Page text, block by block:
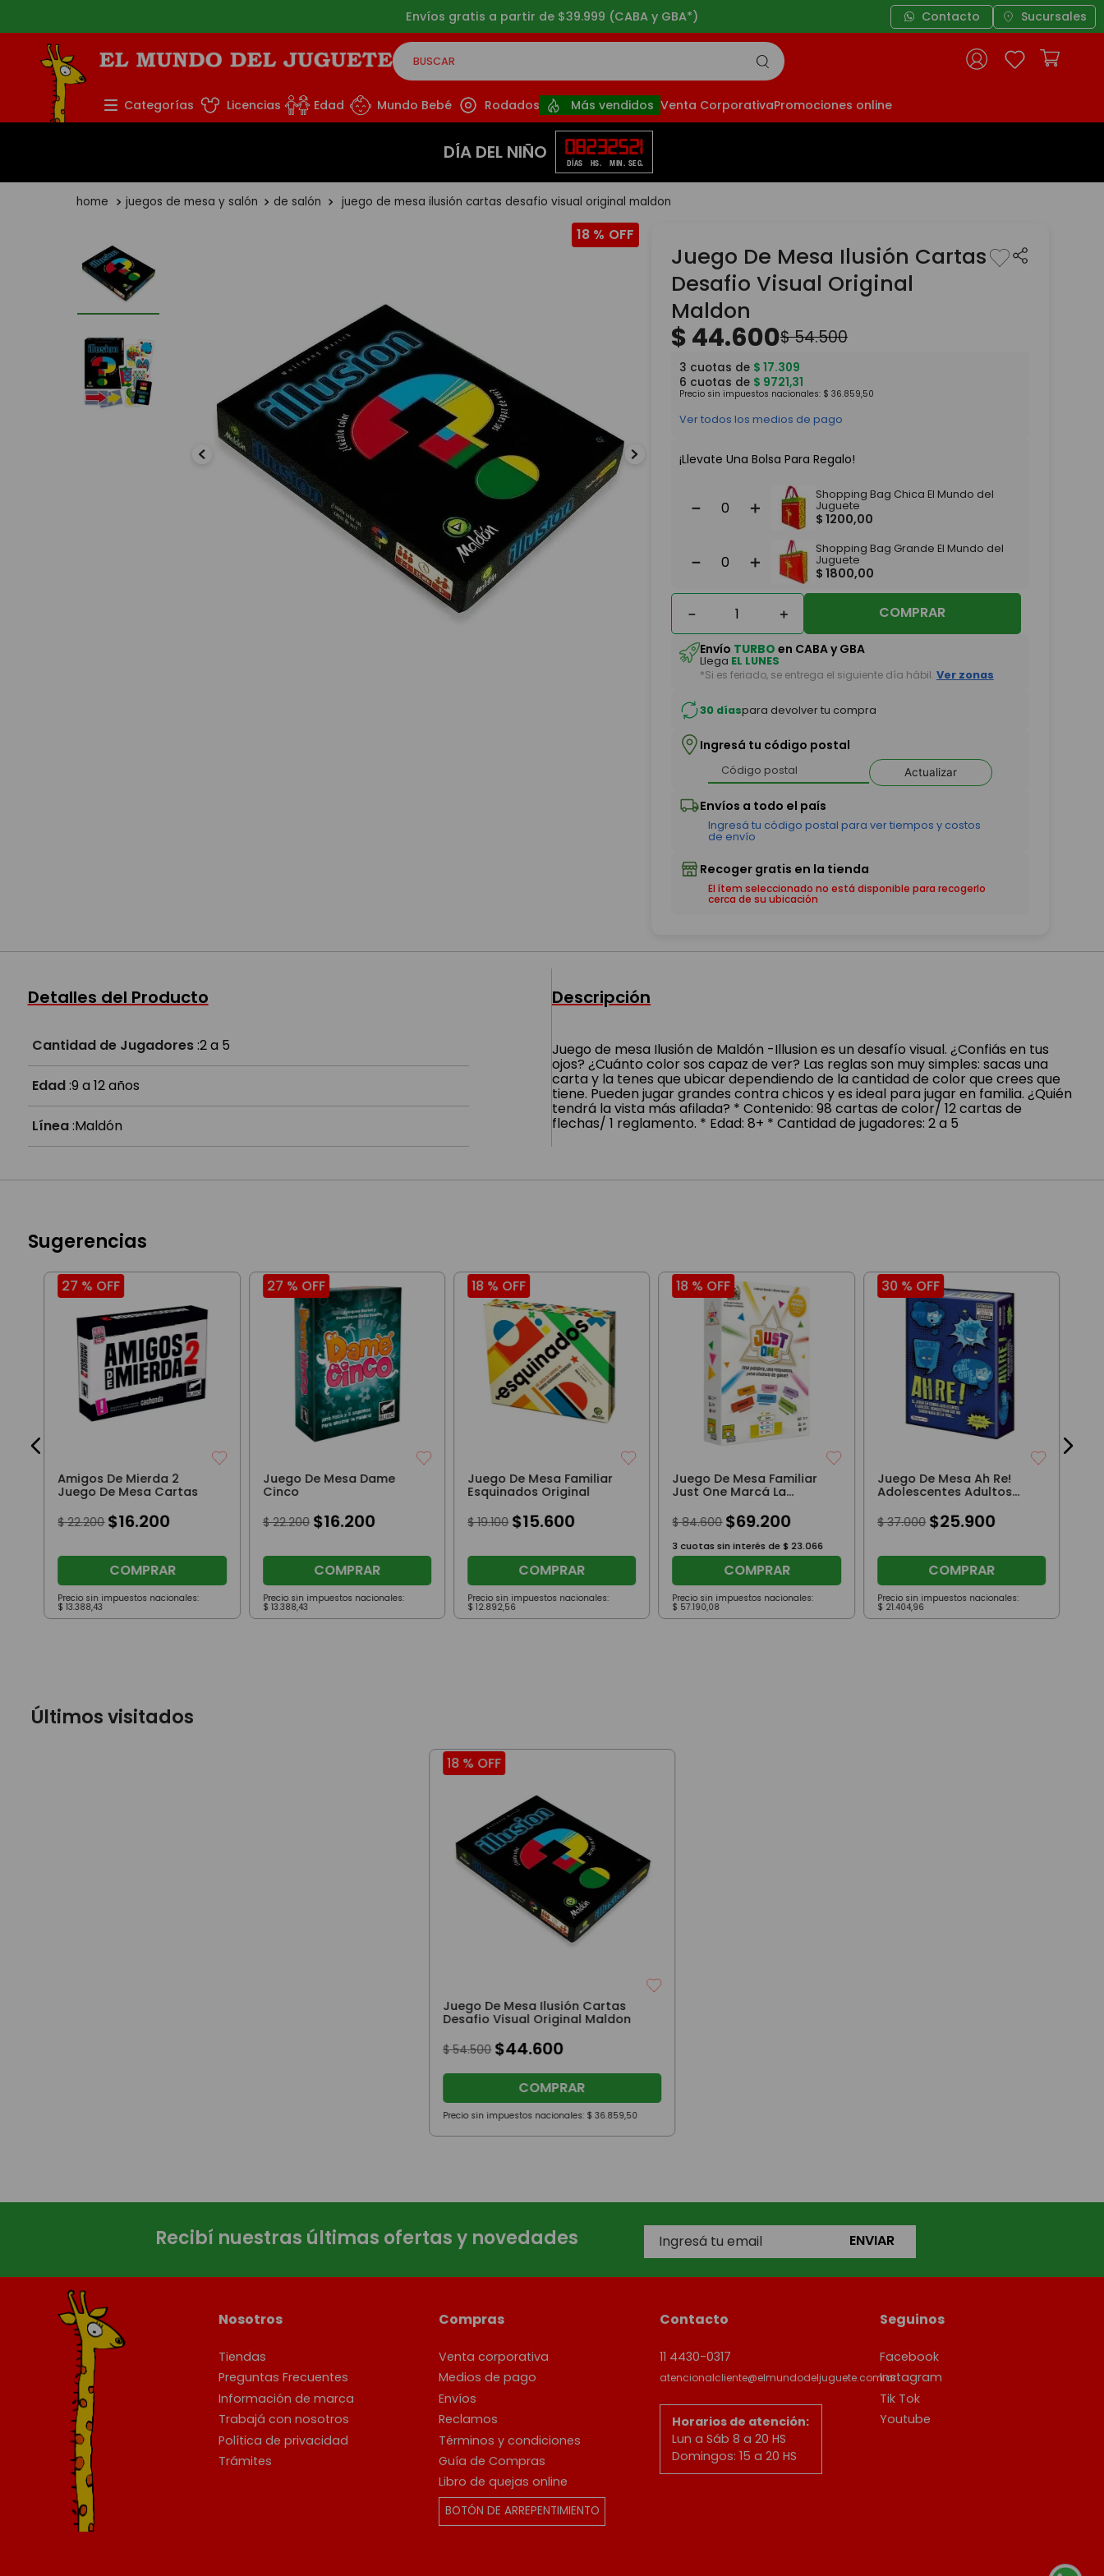
Envíos gratis a partir de $39.999 (CABA y GBA*) Contacto Sucursales
BUSCAR
Categorías Licencias Edad Mundo Bebé Rodados Más vendidos Venta CorporativaPromociones online
DÍA DEL NIÑO 08
DÍAS
23
HS.
25
MIN.
20
SEG.
juegos de mesa y salón de salón juego de mesa ilusión cartas desafio visual original maldon
18 %
Juego De Mesa Ilusión Cartas
Desafio Visual Original
Maldon
$44.600$54.500
3 cuotas de $ 17.309
6 cuotas de $ 9721,31
Precio sin impuestos nacionales: $ 36.859,50
Ver todos los medios de pago
¡Llevate Una Bolsa Para Regalo!
＋
－
Shopping Bag Chica El Mundo del
Juguete
$ 1200,00
＋
－
Shopping Bag Grande El Mundo del
Juguete
$ 1800,00
＋
－ COMPRAR
Envío TURBO en CABA y GBA
Llega EL LUNES
*Si es feriado, se entrega el siguiente día hábil. Ver zonas
30 díaspara devolver tu compra
Ingresá tu código postal
Actualizar
El ítem seleccionado no está disponible para recogerlo
cerca de su ubicación
Detalles del Producto
Cantidad de Jugadores:2 a 5
Edad:9 a 12 años
Línea:Maldón
Descripción
Juego de mesa Ilusión de Maldón -Illusion es un desafío visual. ¿Confiás en tus
ojos? ¿Cuánto color sos capaz de ver? Las reglas son muy simples: sacas una
carta y la tenes que ubicar dependiendo de la cantidad de color que crees que
tiene. Pueden jugar grandes contra chicos y es ideal para jugar en familia. ¿Quién
tendrá la vista más afilada? * Contenido: 98 cartas de color/ 12 cartas de
flechas/ 1 reglamento. * Edad: 8+ * Cantidad de jugadores: 2 a 5
Sugerencias
27 % OFF
Amigos De Mierda 2
Juego De Mesa Cartas
$ 22.200 $16.200
COMPRAR
Precio sin impuestos nacionales:
$ 13.388,43
27 % OFF
Juego De Mesa Dame
Cinco
$ 22.200 $16.200
COMPRAR
Precio sin impuestos nacionales:
$ 13.388,43
18 % OFF
Juego De Mesa Familiar
Esquinados Original
$ 19.100 $15.600
COMPRAR
Precio sin impuestos nacionales:
$ 12.892,56
18 % OFF
Juego De Mesa Familiar
Just One Marcá La
$ 84.600 $69.200
3 cuotas sin interés de $ 23.066
COMPRAR
Precio sin impuestos nacionales:
$ 57.190,08
30 % OFF
Juego De Mesa Ah Re!
Adolescentes Adultos
$ 37.000 $25.900
COMPRAR
Precio sin impuestos nacionales:
$ 21.404,96
Últimos visitados
18 %OFF
Juego De Mesa Ilusión Cartas
Desafio Visual Original Maldon
$ 54.500 $44.600
COMPRAR
Precio sin impuestos nacionales: $ 36.859,50
Recibí nuestras últimas ofertas y novedades ENVIAR
Nosotros
Tiendas
Preguntas Frecuentes
Información de marca
Trabajá con nosotros
Política de privacidad
Trámites
Compras
Venta corporativa
Medios de pago
Envíos
Reclamos
Términos y condiciones
Guía de Compras
Libro de quejas online
BOTÓN DE ARREPENTIMIENTO
Contacto
11 4430-0317
atencionalcliente@elmundodeljuguete.com.ar
Horarios de atención:
Lun a Sáb 8 a 20 HS
Domingos: 15 a 20 HS
Seguinos
Facebook
Instagram
Tik Tok
Youtube
TÉRMINOS MÁS BUSCADOS
1.
rompecabezas
3.
peluche
4.
monopatin